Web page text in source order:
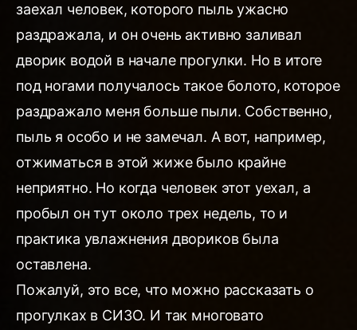
заехал человек, которого пыль ужасно
раздражала, и он очень активно заливал
дворик водой в начале прогулки. Но в итоге
под ногами получалось такое болото, которое
раздражало меня больше пыли. Собственно,
пыль я особо и не замечал. А вот, например,
отжиматься в этой жиже было крайне
неприятно. Но когда человек этот уехал, а
пробыл он тут около трех недель, то и
практика увлажнения двориков была
оставлена.
Пожалуй, это все, что можно рассказать о
прогулках в СИЗО. И так многовато